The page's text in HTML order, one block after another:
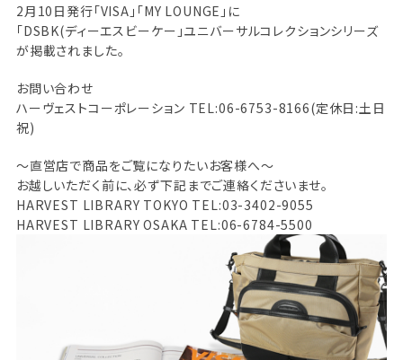
2月10日発行「VISA」「MY LOUNGE」に
「DSBK(ディーエスビーケー」ユニバーサルコレクションシリーズ
が掲載されました。
お問い合わせ
ハーヴェストコーポレーション TEL:06-6753-8166(定休日:土日
祝)
〜直営店で商品をご覧になりたいお客様へ〜
お越しいただく前に、必ず下記までご連絡くださいませ。
HARVEST LIBRARY TOKYO TEL:03-3402-9055
HARVEST LIBRARY OSAKA TEL:06-6784-5500